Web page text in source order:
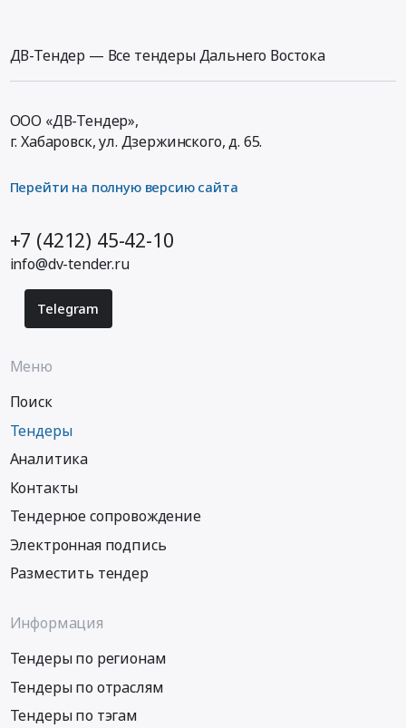
ДВ-Тендер — Все тендеры Дальнего Востока
ООО «ДВ-Тендер»,
г. Хабаровск,ул. Дзержинского, д. 65.
Перейти на полную версию сайта
+7 (4212) 45-42-10
info@dv-tender.ru
Telegram
Меню
Поиск
Тендеры
Аналитика
Контакты
Тендерное сопровождение
Электронная подпись
Разместить тендер
Информация
Тендеры по регионам
Тендеры по отраслям
Тендеры по тэгам